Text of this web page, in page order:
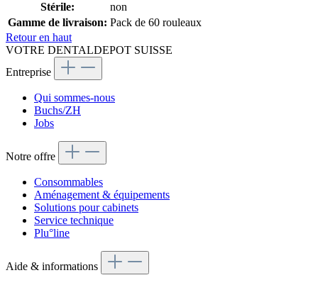
Stérile:
non
Gamme de livraison: Pack de 60 rouleaux
Retour en haut
VOTRE DENTALDEPOT SUISSE
Entreprise
Qui sommes-nous
Buchs/ZH
Jobs
Notre offre
Consommables
Aménagement & équipements
Solutions pour cabinets
Service technique
Plu°line
Aide & informations